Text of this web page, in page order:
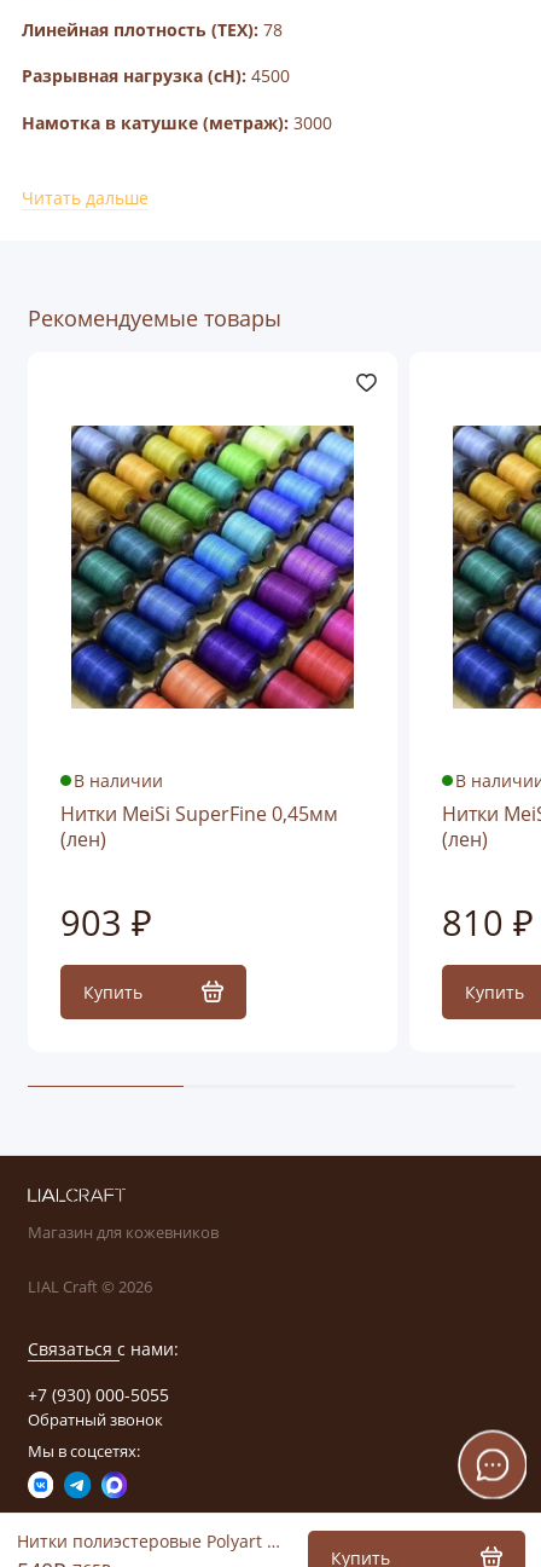
Нитки полиэстеровые Polyart №40 (цвет 9586)
Купить
Линейная плотность (TEX): 78
Разрывная нагрузка (cH): 4500
Намотка в катушке (метраж): 3000
Нитки Polyart от турецкой компании Ozen Iplik -
промышленности: изготовления изделий из кожи, сумок,
обуви, одежды, спортивных изделий, тентов, ремней; в
PS: Обратите внимание, что реальный цвет нити может
отличаться от того, который вы видите на экране.
Читать дальше
Рекомендуемые товары
В наличии
Нитки MeiSi SuperFine 0,45мм
(лен)
903 ₽
Купить
В
Нитки
(лен)
810 ₽
Купить
Магазин для кожевников
LIAL Craft © 2026
Связаться с нами:
+7 (930) 000-5055
Обратный звонок
Мы в соцсетях: